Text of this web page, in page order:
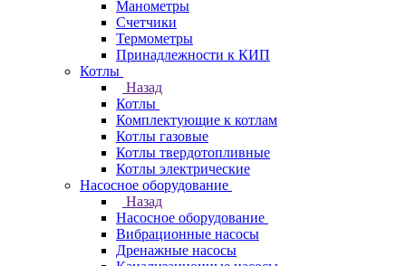
Манометры
Счетчики
Термометры
Принадлежности к КИП
Котлы
Назад
Котлы
Комплектующие к котлам
Котлы газовые
Котлы твердотопливные
Котлы электрические
Насосное оборудование
Назад
Насосное оборудование
Вибрационные насосы
Дренажные насосы